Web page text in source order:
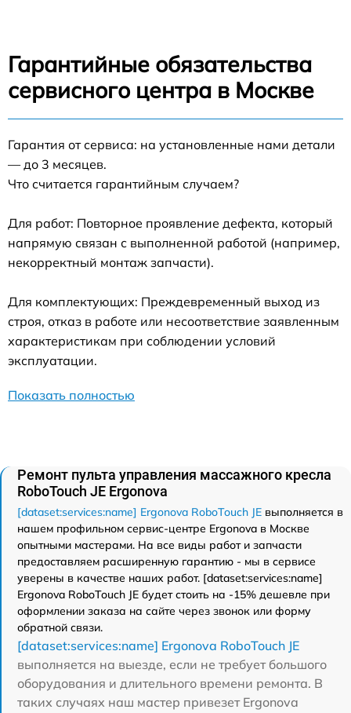
Гарантийные обязательства
сервисного центра в Москве
Гарантия от сервиса: на установленные нами детали
— до 3 месяцев.
Что считается гарантийным случаем?
Для работ: Повторное проявление дефекта, который
напрямую связан с выполненной работой (например,
некорректный монтаж запчасти).
Для комплектующих: Преждевременный выход из
строя, отказ в работе или несоответствие заявленным
характеристикам при соблюдении условий
эксплуатации.
Показать полностью
Ремонт пульта управления массажного кресла
RoboTouch JE Ergonova
[dataset:services:name] Ergonova RoboTouch JE выполняется в
нашем профильном сервис-центре Ergonova в Москве
опытными мастерами. На все виды работ и запчасти
предоставляем расширенную гарантию - мы в сервисе
уверены в качестве наших работ. [dataset:services:name]
Ergonova RoboTouch JE будет стоить на -15% дешевле при
оформлении заказа на сайте через звонок или форму
обратной связи.
[dataset:services:name] Ergonova RoboTouch JE
выполняется на выезде, если не требует большого
оборудования и длительного времени ремонта. В
таких случаях наш мастер привезет Ergonova